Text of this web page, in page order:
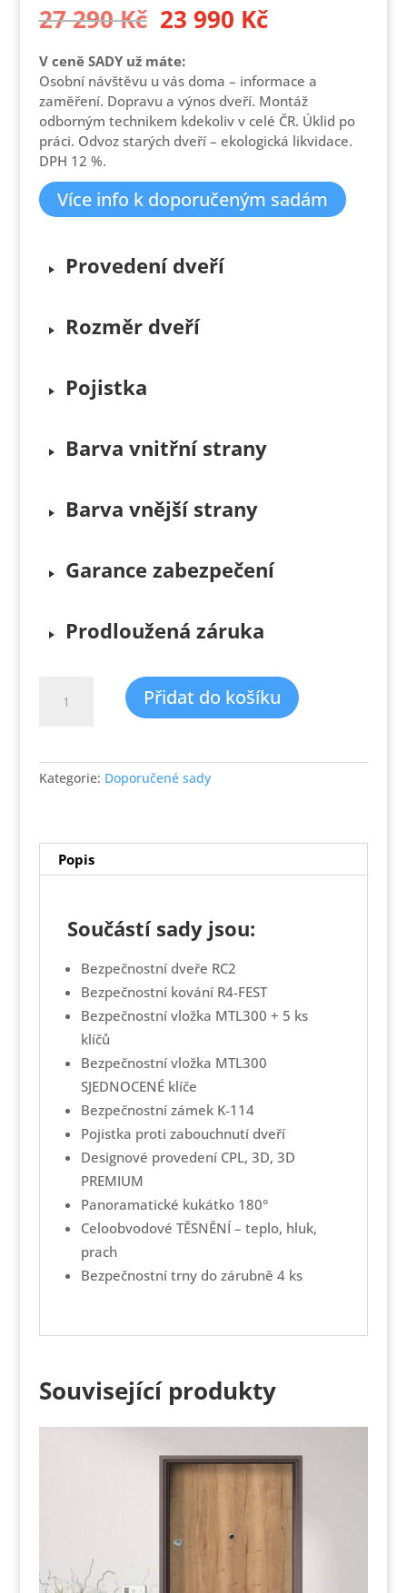
27 290Kč Původní
cena
byla:
27 290 Kč.
23 990 KčAktuální
cena
23 990 Kč.
V ceně SADY už máte:
Osobní návštěvu u vás doma – informace a
zaměření. Dopravu a výnos dveří. Montáž
odborným technikem kdekoliv v celé ČR. Úklid po
práci. Odvoz starých dveří – ekologická likvidace.
DPH 12 %.
Více info k doporučeným sadám
Provedení dveří
Rozměr dveří
Pojistka
Barva vnitřní strany
Barva vnější strany
Garance zabezpečení
Prodloužená záruka
dveře
RC2,
min.,
do stávající
Přidat do košíku
Kategorie: Doporučené sady
Popis
Součástí sady jsou:
Bezpečnostní dveře RC2
Bezpečnostní kování R4‑FEST
Bezpečnostní vložka MTL300 + 5 ks
klíčů
Bezpečnostní vložka MTL300
SJEDNOCENÉ klíče
Bezpečnostní zámek K‑114
Pojistka proti zabouchnutí dveří
Designové provedení CPL, 3D, 3D
PREMIUM
Panoramatické kukátko 180°
Celoobvodové TĚSNĚNÍ – teplo, hluk,
prach
Bezpečnostní trny do zárubně 4 ks
Související produkty